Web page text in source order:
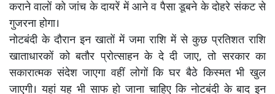
कराने वालों को जांच के दायरें में आने व पैसा डूबने के दोहरे संकट से
गुजरना होगा।
नोटबंदी के दौरान इन खातों में जमा राशि में से कुछ प्रतिशत राशि
खाताधारकों को बतौर प्रोत्साहन के दे दी जाए, तो सरकार का
सकारात्मक संदेश जाएगा वहीं लोगों कि घर बैठे किस्मत भी खुल
जाएगी। यहां यह भी साफ हो जाना चाहिए कि नोटबंदी के बाद इन